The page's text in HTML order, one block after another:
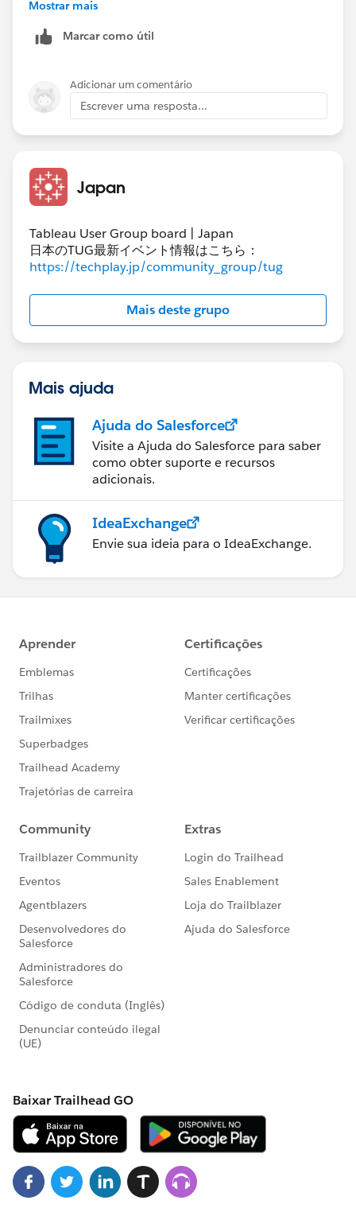
Mostrar mais
Marcar como útil
Adicionar um comentário
Escrever uma resposta...
Japan
Tableau User Group board | Japan
日本のTUG最新イベント情報はこちら：
https://techplay.jp/community_group/tug
Mais deste grupo
Mais ajuda
Ajuda do Salesforce
Visite a Ajuda do Salesforce para saber
como obter suporte e recursos
adicionais.
IdeaExchange
Envie sua ideia para o IdeaExchange.